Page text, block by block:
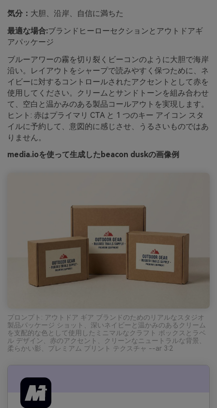
気分： 大胆、沿岸、自信に満ちた
最適な場合:ブランドヒーローセクションとアウトドアギ
アパッケージ
ブルーアワーの霧を切り裂くビーコンのように大胆で海岸
沿い。レイアウトをシャープで読みやすく保つために、ネ
イビーに対するコントロールされたアクセントとして赤を
使用してください。クリームとサンドトーンを組み合わせ
て、空白と温かみのある製品コールアウトを実現します。
ヒント: 赤はプライマリ CTA と 1 つのキー アイコン スタ
イルに予約して、意図的に感じさせ、うるさいものではあ
りません。
media.ioを使って生成したbeacon duskの画像例
プロンプト: アウトドア ギア ブランドのためのリアルなスタジオ
製品パッケージ ショット、深いネイビーと温かみのあるクリーム
を支配的な色として使用したミニマルなクラフト ボックスとラベ
ル デザイン、赤のアクセント、クリーンなニュートラルな背景、
柔らかい影、プレミアム プリント テクスチャ --ar 3:2